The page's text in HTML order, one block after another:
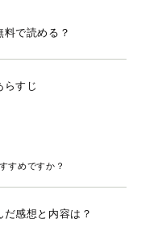
で読める？
らすじ
すめですか？
だ感想と内容は？